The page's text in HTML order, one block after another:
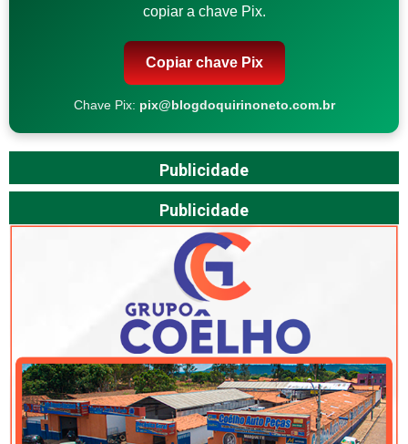
copiar a chave Pix.
Copiar chave Pix
Chave Pix: pix@blogdoquirinoneto.com.br
Publicidade
Publicidade